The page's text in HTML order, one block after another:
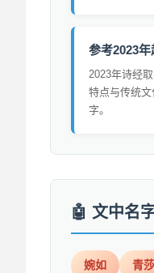
参考2023年
2023年诗经
特点与传统
字。
文中名
婉如 青莎